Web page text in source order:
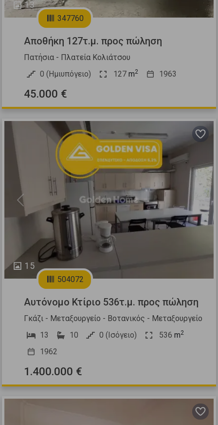
13
347760
Αποθήκη 127τ.μ. προς πώληση
Πατήσια - Πλατεία Κολιάτσου
0 (Ημιυπόγειο)
127 m2 1963
45.000 €
15
Previous Next
504072
Αυτόνομο Κτίριο 536τ.μ. προς πώληση
Γκάζι - Μεταξουργείο - Βοτανικός - Μεταξουργείο
13
10 0 (Ισόγειο) 536 m2
1962
1.400.000 €